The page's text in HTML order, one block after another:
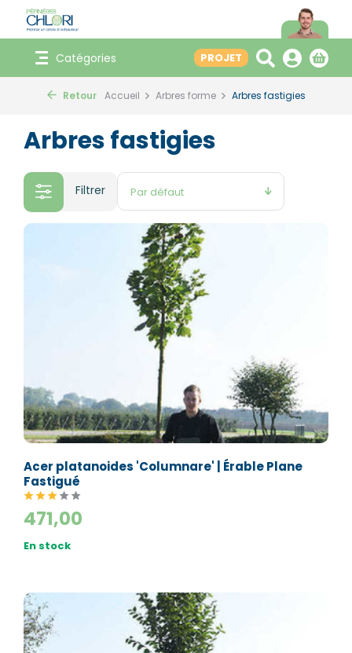
Catégories PROJET
Retour Accueil Arbres forme Arbres fastigies
Arbres fastigies
Filtrer
Acer platanoides 'Columnare' | Érable Plane
Fastigué
471,00
En stock